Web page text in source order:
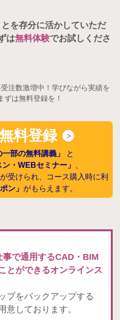
を存分に活かしていただ
は無料体験でお試しくださ
注数激増中！学びながら実績を
ずは無料登録を！
料登録
一部の無料講義」
と
ン・WEBセミナー」
が受けられ、コース購入時に利
ン」 がもらえます。
事で通用するCAD・BIM
とができるオンラインス
プをバックアップする
意しております。